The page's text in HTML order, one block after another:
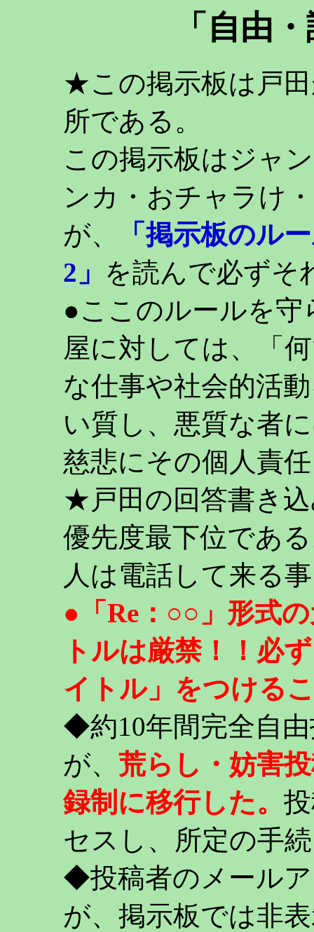
「自由
★この掲示板は戸
所である。
この掲示板はジャ
ンカ・おチャラけ
が、
「掲示板のル
2」 を読んで必ずそ
●ここのルールを守
屋に対しては、「
な仕事や社会的活
い質し、悪質な者
慈悲にその個人責
★戸田の回答書き
優先度最下位であ
人は電話して来る
●「Re：○○」形式
トルは厳禁！！必
イトル」をつける
◆約10年間完全自
が、 荒らし・妨害
録制に移行した。
セスし、所定の手
◆投稿者のメール
が、掲示板では非